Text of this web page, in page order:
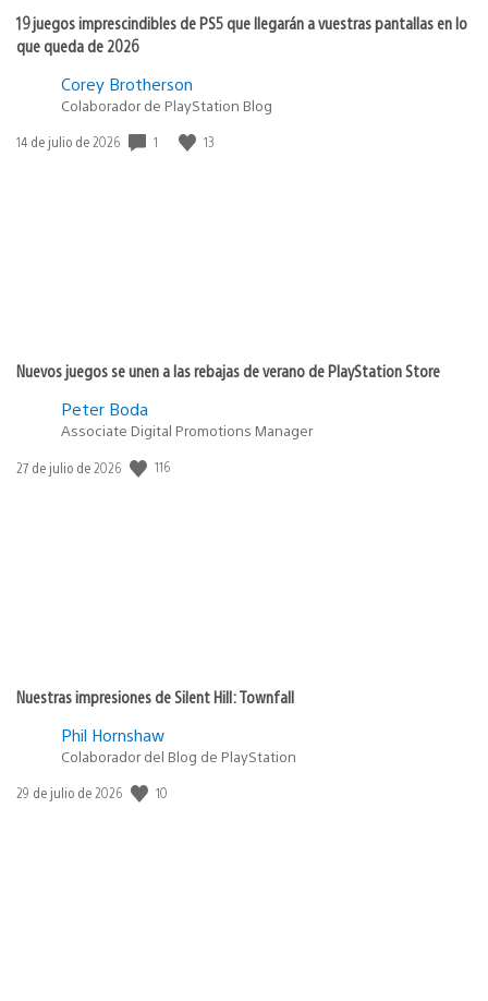
19 juegos imprescindibles de PS5 que llegarán a vuestras pantallas en lo
que queda de 2026
Corey Brotherson
Colaborador de PlayStation Blog
Fecha
14 de julio de 2026 1 13
Nuevos juegos se unen a las rebajas de verano de PlayStation Store
Peter Boda
Associate Digital Promotions Manager
Fecha
27 de julio de 2026 116
Nuestras impresiones de Silent Hill: Townfall
Phil Hornshaw
Colaborador del Blog de PlayStation
Fecha
29 de julio de 2026 10